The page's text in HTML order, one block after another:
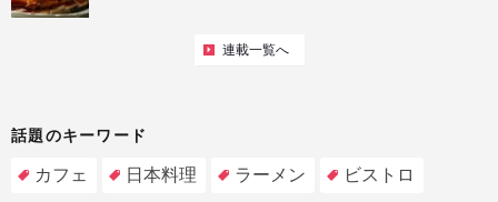
連載一覧へ
話題のキーワード
カフェ 日本料理 ラーメン ビストロ